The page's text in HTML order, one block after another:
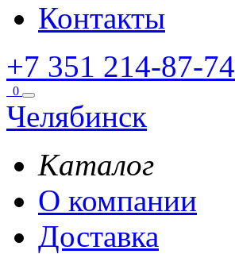
Контакты
+7 351 214-87-74
0
Челябинск
Каталог
О компании
Доставка